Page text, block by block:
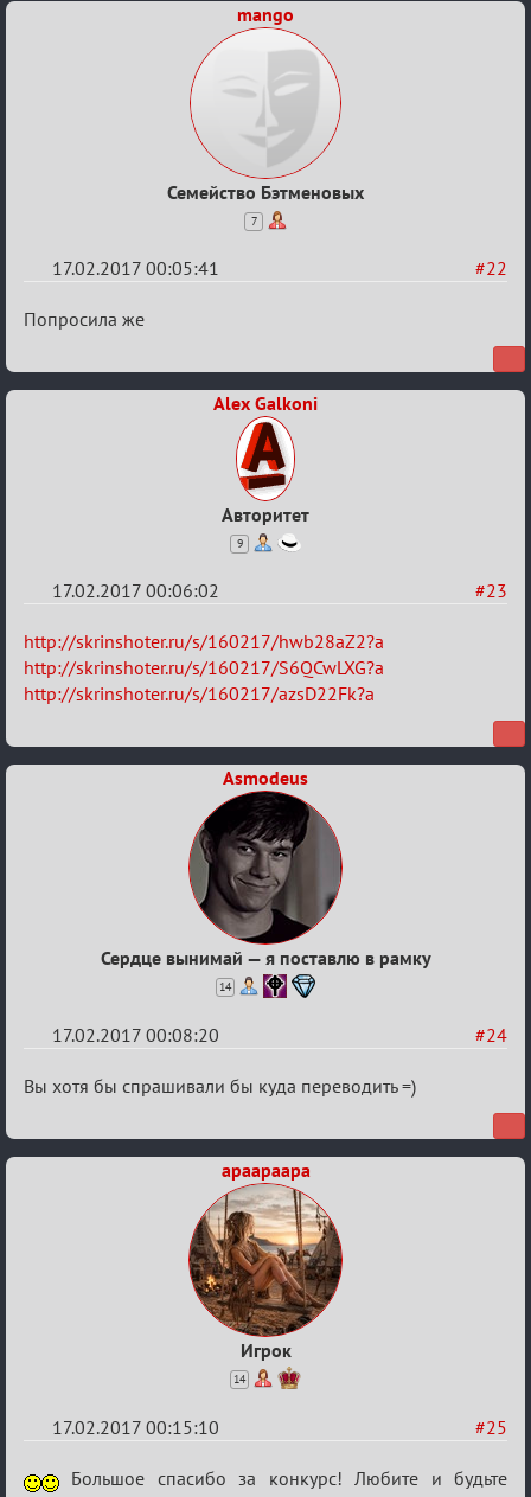
mango
Семейство Бэтменовых
7
#22
17.02.2017 00:05:41
Re:
Любви
Попросила же
Alex Galkoni
Авторитет
9
#23
17.02.2017 00:06:02
Re:
Квадрат
Любви
http://skrinshoter.ru/s/160217/hwb28aZ2?a
http://skrinshoter.ru/s/160217/S6QCwLXG?a
http://skrinshoter.ru/s/160217/azsD22Fk?a
Asmodeus
Сердце вынимай — я поставлю в рамку
14
#24
17.02.2017 00:08:20
Re:
Любви
Вы хотя бы спрашивали бы куда переводить =)
apaapaapa
Игрок
14
#25
17.02.2017 00:15:10
Re: Большое спасибо за конкурс! Любите и будьте